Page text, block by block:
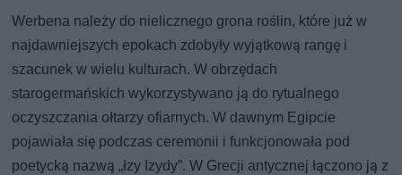
Werbena należy do nielicznego grona roślin, które już w
najdawniejszych epokach zdobyły wyjątkową rangę i
szacunek w wielu kulturach. W obrzędach
starogermańskich wykorzystywano ją do rytualnego
oczyszczania ołtarzy ofiarnych. W dawnym Egipcie
pojawiała się podczas ceremonii i funkcjonowała pod
poetycką nazwą „łzy Izydy”. W Grecji antycznej łączono ją z